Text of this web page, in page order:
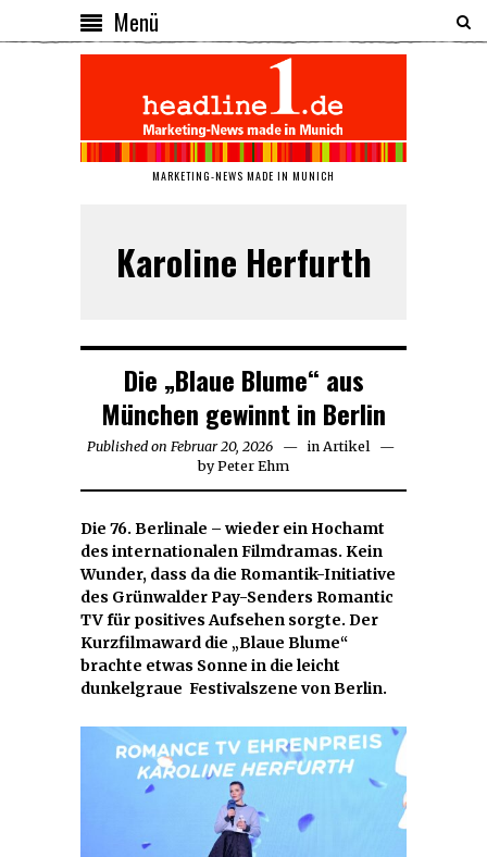
Menü
MARKETING-NEWS MADE IN MUNICH
Karoline Herfurth
Die „Blaue Blume“ aus
München gewinnt in Berlin
Published on Februar 20, 2026Februar
20,
2026
in Artikel
byPeter Ehm
Die 76. Berlinale – wieder ein Hochamt
des internationalen Filmdramas. Kein
Wunder, dass da die Romantik-Initiative
des Grünwalder Pay-Senders Romantic
TV für positives Aufsehen sorgte. Der
Kurzfilmaward die „Blaue Blume“
brachte etwas Sonne in die leicht
dunkelgraue Festivalszene von Berlin.